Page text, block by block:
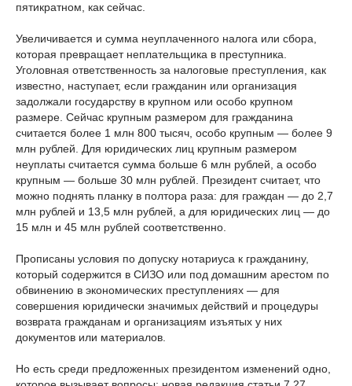
пятикратном, как сейчас.
Увеличивается и сумма неуплаченного налога или сбора,
которая превращает неплательщика в преступника.
Уголовная ответственность за налоговые преступления, как
известно, наступает, если гражданин или организация
задолжали государству в крупном или особо крупном
размере. Сейчас крупным размером для гражданина
считается более 1 млн 800 тысяч, особо крупным — более 9
млн рублей. Для юридических лиц крупным размером
неуплаты считается сумма больше 6 млн рублей, а особо
крупным — больше 30 млн рублей. Президент считает, что
можно поднять планку в полтора раза: для граждан — до 2,7
млн рублей и 13,5 млн рублей, а для юридических лиц — до
15 млн и 45 млн рублей соответственно.
Прописаны условия по допуску нотариуса к гражданину,
который содержится в СИЗО или под домашним арестом по
обвинению в экономических преступлениях — для
совершения юридически значимых действий и процедуры
возврата гражданам и организациям изъятых у них
документов или материалов.
Но есть среди предложенных президентом изменений одно,